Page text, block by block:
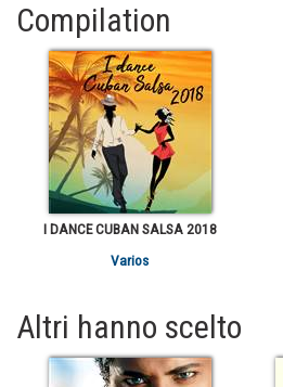
Compilation
I DANCE CUBAN SALSA 2018
Varios
Altri hanno scelto